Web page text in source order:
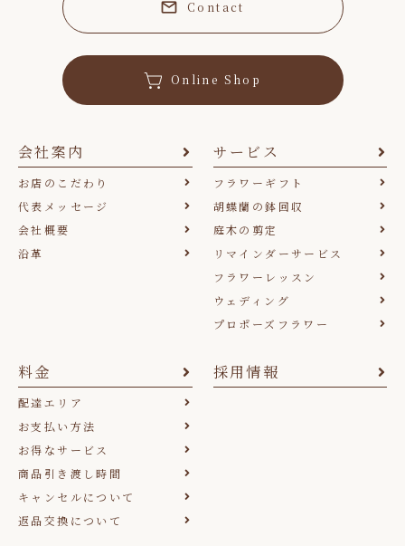
Contact
Online Shop
会社案内
お店のこだわり
代表メッセージ
会社概要
沿革
サービス
フラワーギフト
胡蝶蘭の鉢回収
庭木の剪定
リマインダーサービス
フラワーレッスン
ウェディング
プロポーズフラワー
料金
配達エリア
お支払い方法
お得なサービス
商品引き渡し時間
キャンセルについて
返品交換について
採用情報